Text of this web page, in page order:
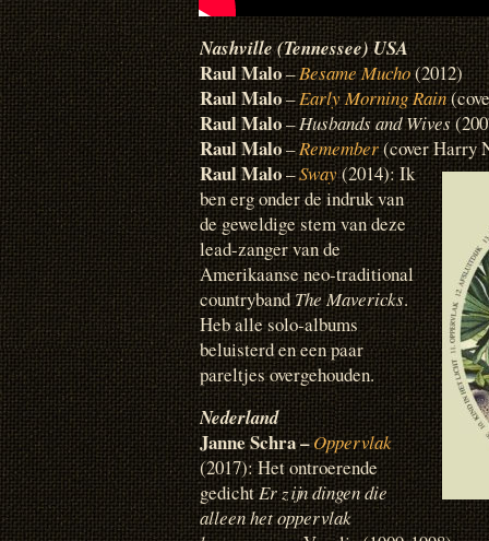
Nashville (Tennessee) USA
Raul Malo–Besame Mucho(2012)
Raul Malo–Early Morning Rain
Raul Malo–Husbands and Wives
Raul Malo–Remember(cover Harry
Raul Malo–Sway(2014): Ik
ben erg onder de indruk van
de geweldige stem van deze
lead-zanger van de
Amerikaanse neo-traditional
countrybandThe Mavericks.
Heb alle solo-albums
beluisterd en een paar
pareltjes overgehouden.
Nederland
Janne Schra – Oppervlak
(2017): Het ontroerende
gedichtEr zijn dingen die
alleen het oppervlak